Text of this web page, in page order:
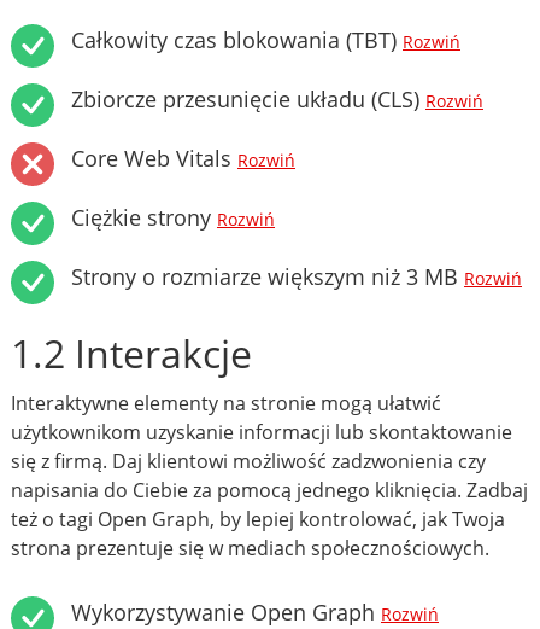
Całkowity czas blokowania (TBT) Rozwiń
Zbiorcze przesunięcie układu (CLS) Rozwiń
Core Web Vitals Rozwiń
Ciężkie strony Rozwiń
Strony o rozmiarze większym niż 3 MB Rozwiń
1.2 Interakcje
Interaktywne elementy na stronie mogą ułatwić
użytkownikom uzyskanie informacji lub skontaktowanie
się z firmą. Daj klientowi możliwość zadzwonienia czy
napisania do Ciebie za pomocą jednego kliknięcia. Zadbaj
też o tagi Open Graph, by lepiej kontrolować, jak Twoja
strona prezentuje się w mediach społecznościowych.
Wykorzystywanie Open Graph Rozwiń